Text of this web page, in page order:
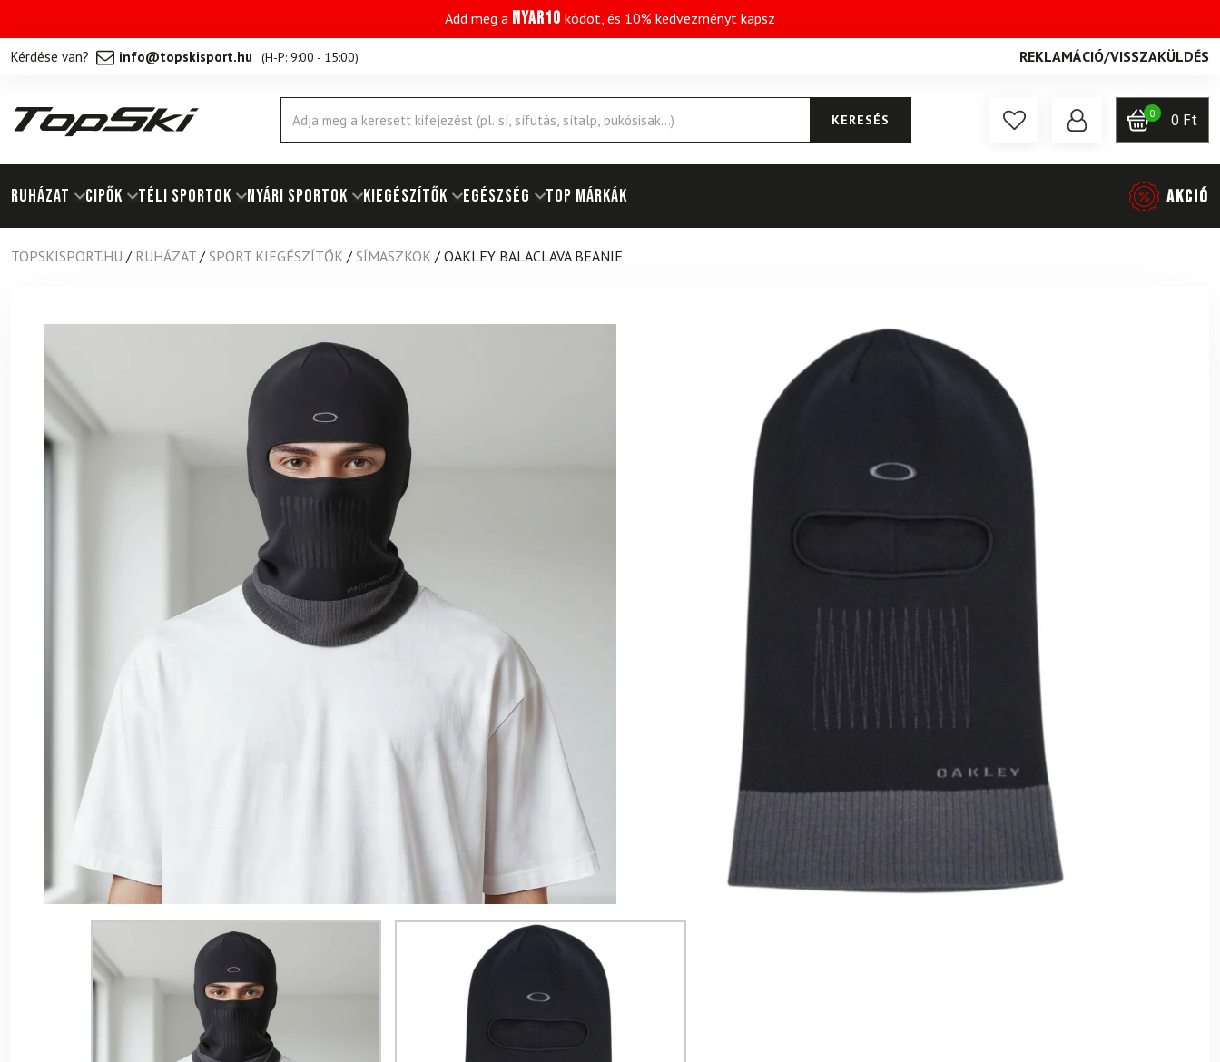
Add meg a NYAR10 kódot, és 10% kedvezményt kapsz
Kérdése van? info@topskisport.hu (H-P: 9:00 - 15:00) REKLAMÁCIÓ/VISSZAKÜLDÉS
Products
search
KERESÉS 0 0 Ft
RUHÁZAT Cipők TÉLI SPORTOK NYÁRI SPORTOK KIEGÉSZÍTŐK EGÉSZSÉG Top márkák AKCIÓ
TOPSKISPORT.HU / RUHÁZAT / SPORT KIEGÉSZÍTŐK / SÍMASZKOK / OAKLEY BALACLAVA BEANIE